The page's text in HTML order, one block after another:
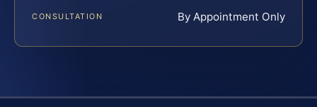
CONSULTATION By Appointment Only